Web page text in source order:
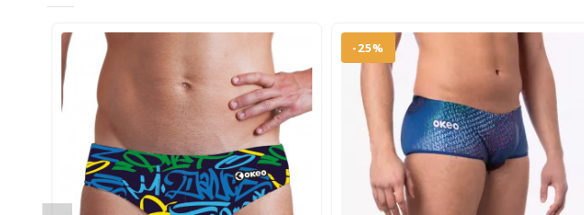
-25%